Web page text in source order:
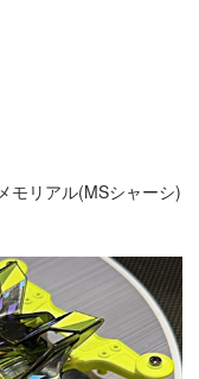
モリアル(MSシャーシ)